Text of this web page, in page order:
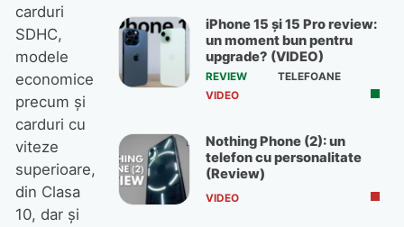
carduri
SDHC,
modele
economice
precum şi
carduri cu
viteze
superioare,
din Clasa
10, dar şi
iPhone 15 și 15 Pro review:
un moment bun pentru
upgrade? (VIDEO)
REVIEW
TELEFOANE
VIDEO
Nothing Phone (2): un
telefon cu personalitate
(Review)
VIDEO